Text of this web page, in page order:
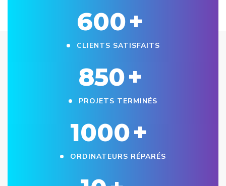
600+
CLIENTS SATISFAITS
850+
PROJETS TERMINÉS
1000+
ORDINATEURS RÉPARÉS